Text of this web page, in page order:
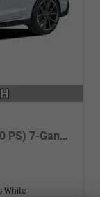
Family (Family) 1.5 T-GDI 103kW (140 PS) 7-Gang-DCT
White